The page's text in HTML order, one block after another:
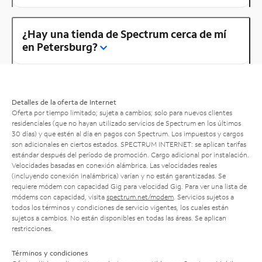
¿Hay una tienda de Spectrum cerca de mí
en Petersburg?
Detalles de la oferta de Internet
Oferta por tiempo limitado; sujeta a cambios; solo para nuevos clientes
residenciales (que no hayan utilizado servicios de Spectrum en los últimos
30 días) y que estén al día en pagos con Spectrum. Los impuestos y cargos
son adicionales en ciertos estados. SPECTRUM INTERNET: se aplican tarifas
estándar después del período de promoción. Cargo adicional por instalación.
Velocidades basadas en conexión alámbrica. Las velocidades reales
(incluyendo conexión inalámbrica) varían y no están garantizadas. Se
requiere módem con capacidad Gig para velocidad Gig. Para ver una lista de
módems con capacidad, visita spectrum.net/modem . Servicios sujetos a
todos los términos y condiciones de servicio vigentes, los cuales están
sujetos a cambios. No están disponibles en todas las áreas. Se aplican
restricciones.
Términos y condiciones